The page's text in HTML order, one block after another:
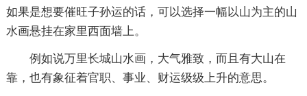
如果是想要催旺子孙运的话，可以选择一幅以山为主的山
水画悬挂在家里西面墙上。
例如说万里长城山水画，大气雅致，而且有大山在
靠，也有象征着官职、事业、财运级级上升的意思。